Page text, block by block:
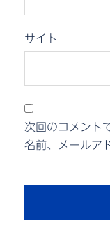
サイト
次回のコメント
名前、メールア